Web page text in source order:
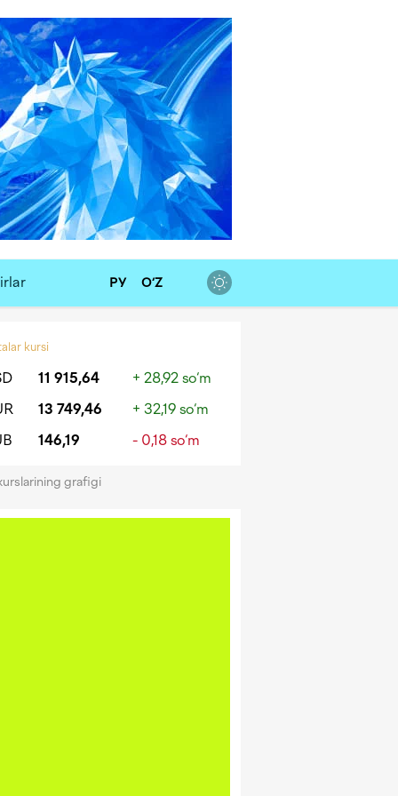
РУ O‘Z
kursi
11 915,64
+ 28,92 so‘m
13 749,46
+ 32,19 so‘m
146,19 - 0,18 so‘m
grafigi